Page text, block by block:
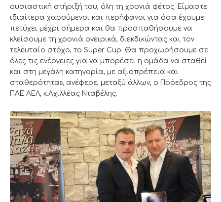
ουσιαστική στήριξή του, όλη τη χρονιά φέτος. Είμαστε
ιδιαίτερα χαρούμενοι και περήφανοι για όσα έχουμε
πετύχει μέχρι σήμερα και θα προσπαθήσουμε να
κλείσουμε τη χρονιά ονειρικά, διεκδικώντας και τον
τελευταίο στόχο, το Super Cup. Θα προχωρήσουμε σε
όλες τις ενέργειες για να μπορέσει η ομάδα να σταθεί
και στη μεγάλη κατηγορία, με αξιοπρέπεια και
σταθερότητα», ανέφερε, μεταξύ άλλων, ο Πρόεδρος της
ΠΑΕ ΑΕΛ, κ.Αχιλλέας Νταβέλης.